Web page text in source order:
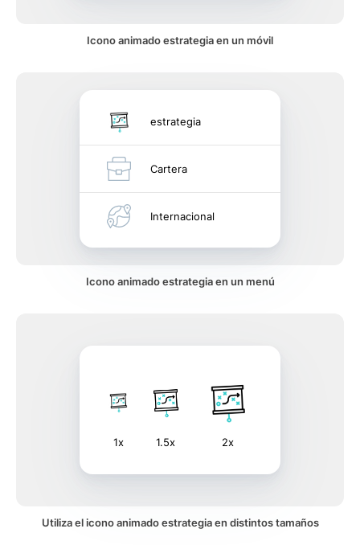
Icono animado estrategia en un móvil
estrategia
Cartera
Internacional
Icono animado estrategia en un menú
1x 1.5x 2x
Utiliza el icono animado estrategia en distintos tamaños